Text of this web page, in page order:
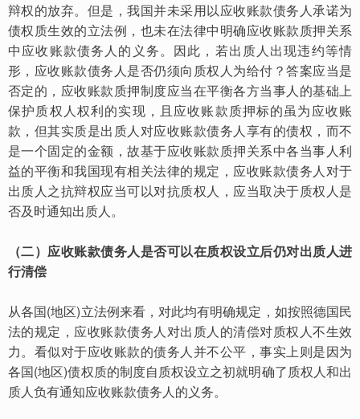
辩权的放弃。但是，我国并未采用以应收账款债务人承诺为
债权质生效的立法例，也未在法律中明确应收账款质押关系
中应收账款债务人的义务。因此，若出质人出现违约等情
形，应收账款债务人是否仍须向质权人为给付？答案应当是
否定的，应收账款质押制度应当在平衡各方当事人的基础上
保护质权人权利的实现，且应收账款质押标的虽为应收账
款，但其实质是出质人对应收账款债务人享有的债权，而不
是一个固定的金额，故基于应收账款质押关系中各当事人利
益的平衡和我国现有相关法律的规定，应收账款债务人对于
出质人之抗辩权应当可以对抗质权人，应当取决于质权人是
否及时通知出质人。
（二）应收账款债务人是否可以在质权设立后仍对出质人进
行清偿
从各国(地区)立法例来看，对此均有明确规定，如按照德国民
法的规定，应收账款债务人对出质人的清偿对质权人不生效
力。看似对于应收账款的债务人并不公平，事实上则是因为
各国(地区)债权质的制度自质权设立之初就明确了质权人和出
质人负有通知应收账款债务人的义务。